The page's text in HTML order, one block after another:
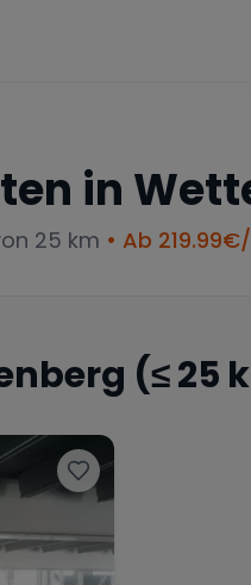
in
25 km • Ab 219.99
(≤ 25